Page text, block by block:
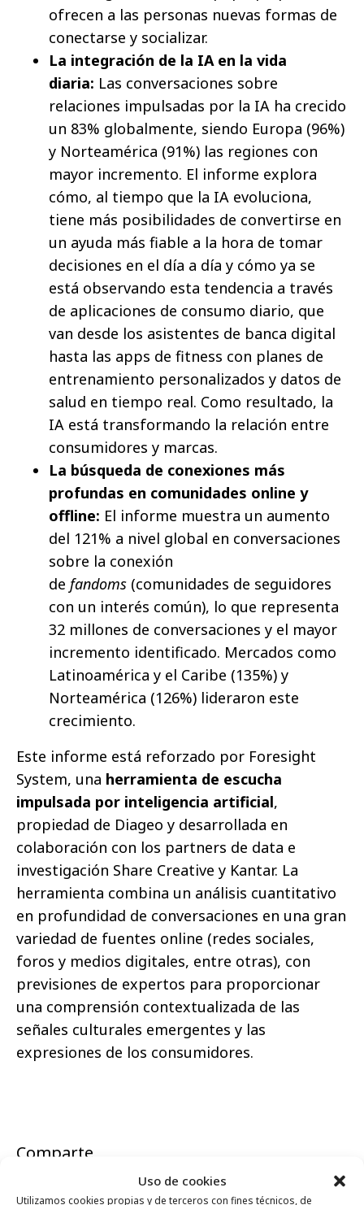
Uso de cookies
Utilizamos cookies propias y de terceros con fines técnicos, de
ofrecen a las personas nuevas formas de
conectarse y socializar.
La integración de la IA en la vida
diaria: Las conversaciones sobre
relaciones impulsadas por la IA ha crecido
un 83% globalmente, siendo Europa (96%)
y Norteamérica (91%) las regiones con
mayor incremento. El informe explora
cómo, al tiempo que la IA evoluciona,
tiene más posibilidades de convertirse en
un ayuda más fiable a la hora de tomar
decisiones en el día a día y cómo ya se
está observando esta tendencia a través
de aplicaciones de consumo diario, que
van desde los asistentes de banca digital
hasta las apps de fitness con planes de
entrenamiento personalizados y datos de
salud en tiempo real. Como resultado, la
IA está transformando la relación entre
consumidores y marcas.
La búsqueda de conexiones más
profundas en comunidades online y
offline: El informe muestra un aumento
del 121% a nivel global en conversaciones
sobre la conexión
de fandoms (comunidades de seguidores
con un interés común), lo que representa
32 millones de conversaciones y el mayor
incremento identificado. Mercados como
Latinoamérica y el Caribe (135%) y
Norteamérica (126%) lideraron este
crecimiento.
Este informe está reforzado por Foresight
System, una herramienta de escucha
impulsada por inteligencia artificial,
propiedad de Diageo y desarrollada en
colaboración con los partners de data e
investigación Share Creative y Kantar. La
herramienta combina un análisis cuantitativo
en profundidad de conversaciones en una gran
variedad de fuentes online (redes sociales,
foros y medios digitales, entre otras), con
previsiones de expertos para proporcionar
una comprensión contextualizada de las
señales culturales emergentes y las
expresiones de los consumidores.
Comparte